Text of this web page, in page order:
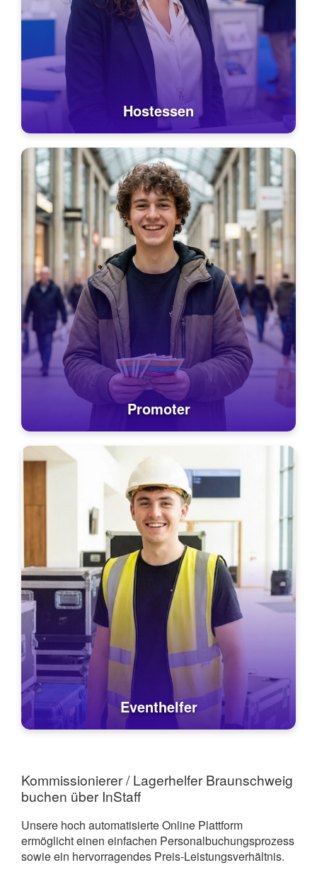
Hostessen
Promoter
Eventhelfer
Kommissionierer / Lagerhelfer Braunschweig
buchen über InStaff
Unsere hoch automatisierte Online Plattform
ermöglicht einen einfachen Personalbuchungsprozess
sowie ein hervorragendes Preis-Leistungsverhältnis.